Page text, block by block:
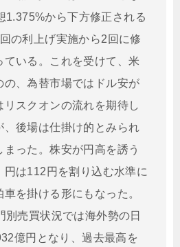
1.375%から下方修正される
の利上げ実施から2回に修
ている。これを受けて、米
の、為替市場ではドル安が
スクオンの流れを期待し
、後場は仕掛け的とみられ
った。株安が円高を誘う
円は112円を割り込む水準に
を掛ける形にもなった。
別売買状況では海外勢の日
億円となり、過去最高を